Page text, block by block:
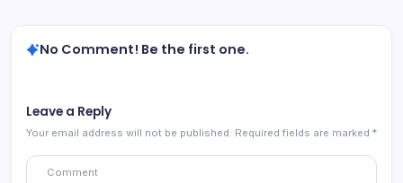
No Comment! Be the first one.
Leave a Reply
Your email address will not be published. Required fields are marked *